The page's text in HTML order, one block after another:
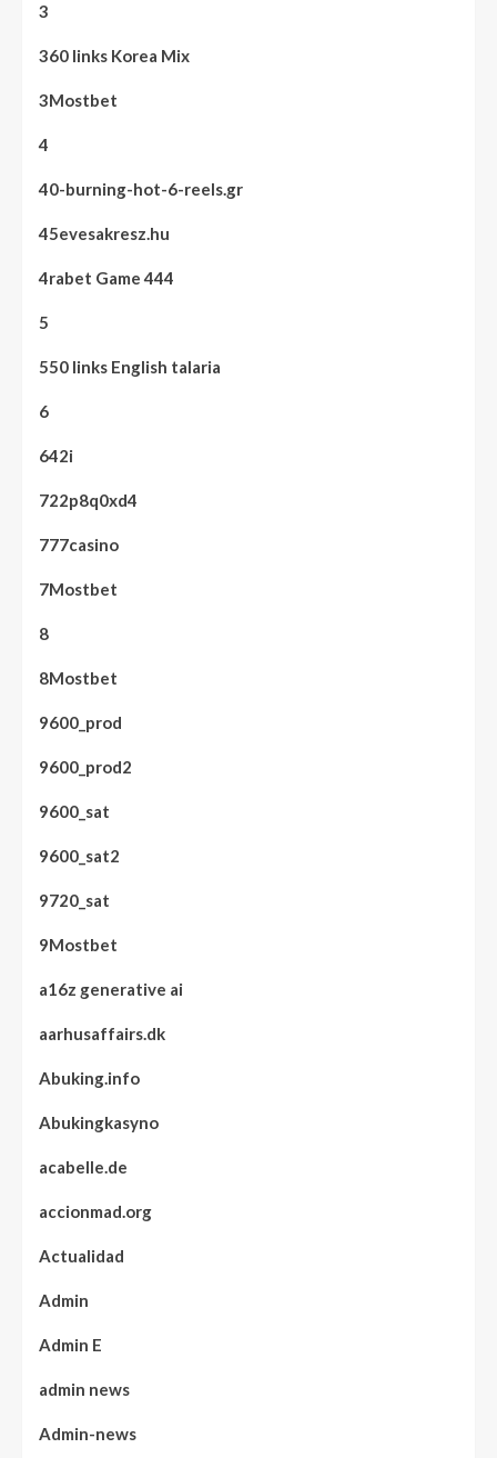
3
360 links Korea Mix
3Mostbet
4
40-burning-hot-6-reels.gr
45evesakresz.hu
4rabet Game 444
5
550 links English talaria
6
642i
722p8q0xd4
777casino
7Mostbet
8
8Mostbet
9600_prod
9600_prod2
9600_sat
9600_sat2
9720_sat
9Mostbet
a16z generative ai
aarhusaffairs.dk
Abuking.info
Abukingkasyno
acabelle.de
accionmad.org
Actualidad
Admin
Admin E
admin news
Admin-news